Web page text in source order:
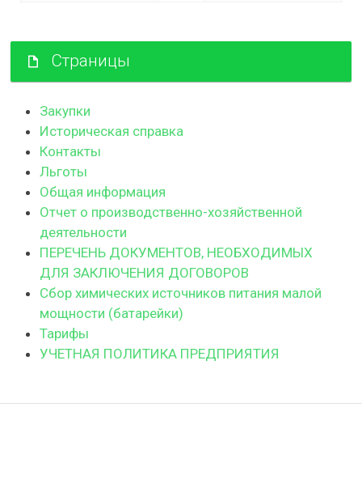
Страницы
Закупки
Историческая справка
Контакты
Льготы
Общая информация
Отчет о производственно-хозяйственной
деятельности
ПЕРЕЧЕНЬ ДОКУМЕНТОВ, НЕОБХОДИМЫХ
ДЛЯ ЗАКЛЮЧЕНИЯ ДОГОВОРОВ
Сбор химических источников питания малой
мощности (батарейки)
Тарифы
УЧЕТНАЯ ПОЛИТИКА ПРЕДПРИЯТИЯ